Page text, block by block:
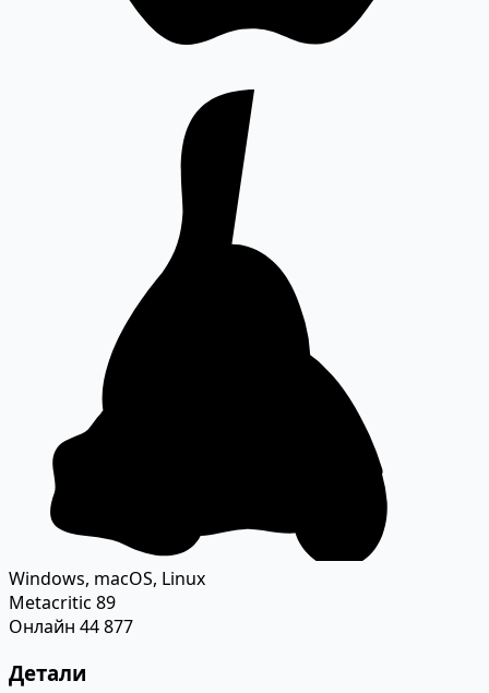
Windows, macOS, Linux
Metacritic 89
Онлайн 44 877
Детали